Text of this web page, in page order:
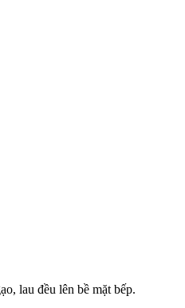
lau đều lên bề mặt bếp.